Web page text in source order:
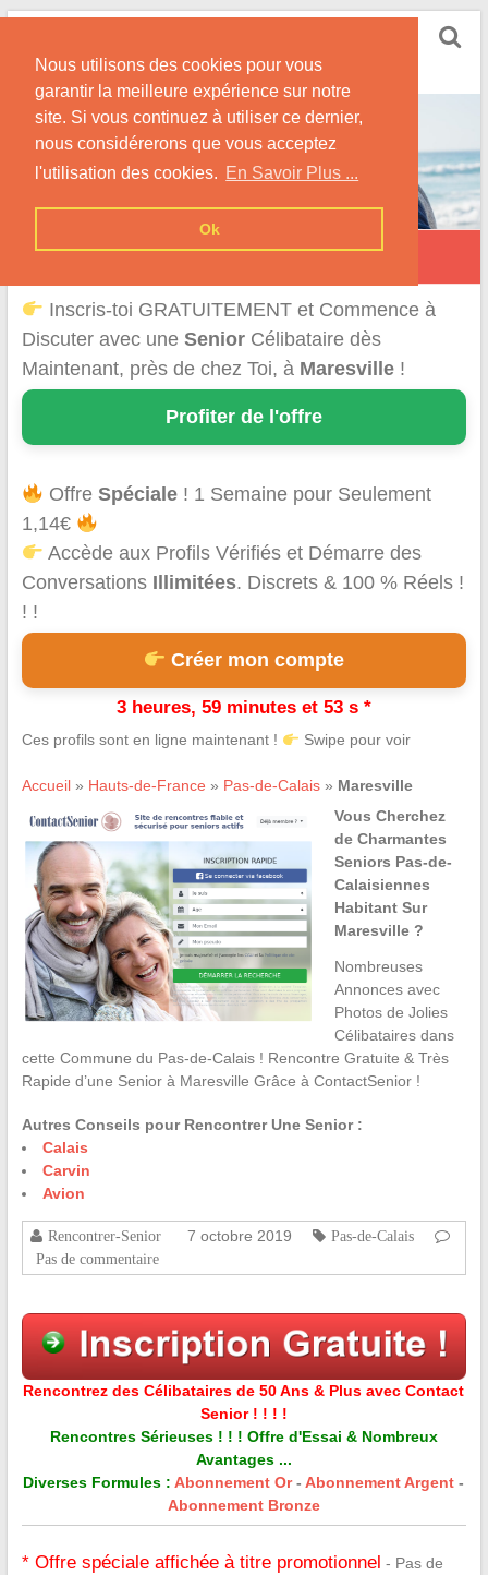
Nous utilisons des cookies pour vous
garantir la meilleure expérience sur notre
site. Si vous continuez à utiliser ce dernier,
nous considérerons que vous acceptez
l'utilisation des cookies. En Savoir Plus ...
Ok
Skip
content
Conseils & Infos pour la Rencontre d'une Senior
Maresville
Inscris-toi GRATUITEMENT et Commence à
Discuter avec une SeniorCélibataire dès
Maintenant, près de chez Toi, à Maresville!
Profiter de l'offre
OffreSpéciale ! 1 Semaine pour Seulement
1,14€
Accède aux Profils Vérifiés et Démarre des
Conversations Illimitées. Discrets & 100 % Réels !
! !
Créer mon compte
3 heures, 59 minutes et 53 s *
Ces profils sont en ligne maintenant ! Swipe pour voir
Accueil» Hauts-de-France » Pas-de-Calais» Maresville
Vous Cherchez
de Charmantes
Seniors Pas-de-
Calaisiennes
Habitant Sur
Maresville ?
Nombreuses
Annonces avec
Photos de Jolies
Célibataires dans
cette Commune du Pas-de-Calais ! Rencontre Gratuite & Très
Rapide d’une Senior à Maresville Grâce à ContactSenior !
Autres Conseils pour Rencontrer Une Senior :
Calais
Carvin
Avion
Rencontrer-Senior 7 octobre 2019
Pas-de-Calais
Pas de commentaire
Rencontrez des Célibataires de 50 Ans & Plus avec Contact
Senior ! ! ! !
Rencontres Sérieuses ! ! ! Offre d'Essai & Nombreux
Avantages ...
Diverses Formules : Abonnement Or-Abonnement Argent -
Abonnement Bronze
* Offre spéciale affichée à titre promotionnel - Pas de